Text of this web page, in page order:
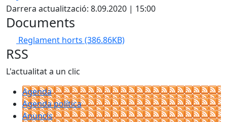
Darrera actualització: 8.09.2020 | 15:00
Documents
Reglament horts (386.86KB)
RSS
L'actualitat a un clic
Agenda
Agenda política
Anuncis